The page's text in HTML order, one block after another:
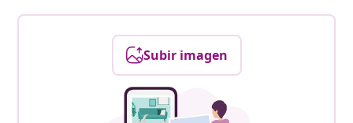
Subir imagen